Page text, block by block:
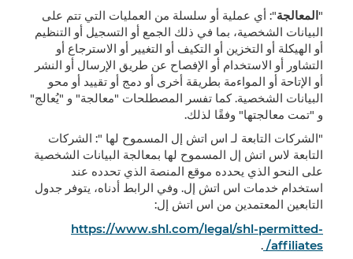
"المعالجة": أي عملية أو سلسلة من العمليات التي تتم على
البيانات الشخصية، بما في ذلك الجمع أو التسجيل أو التنظيم
أو الهيكلة أو التخزين أو التكيف أو التغيير أو الاسترجاع أو
التشاور أو الاستخدام أو الإفصاح عن طريق الإرسال أو النشر
أو الإتاحة أو المواءمة بطريقة أخرى أو دمج أو تقييد أو محو
البيانات الشخصية. كما تفسر المصطلحات "معالجة" و "يُعالج"
و "تمت معالجتها" وفقًا لذلك.
"الشركات التابعة لـ اس اتش إل المسموح لها ": الشركات
التابعة لاس اتش إل المسموح لها بمعالجة البيانات الشخصية
على النحو الذي يحدده موقع المنصة الذي تحدده عند
استخدام خدمات اس اتش إل. وفي الرابط أدناه، يتوفر جدول
التابعين المعتمدين من اس اتش إل:
https://www.shl.com/legal/shl-permitted-
affiliates/
.